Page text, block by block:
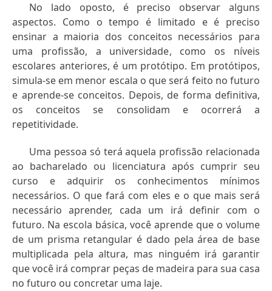
No lado oposto, é preciso observar alguns
aspectos. Como o tempo é limitado e é preciso
ensinar a maioria dos conceitos necessários para
uma profissão, a universidade, como os níveis
escolares anteriores, é um protótipo. Em protótipos,
simula-se em menor escala o que será feito no futuro
e aprende-se conceitos. Depois, de forma definitiva,
os conceitos se consolidam e ocorrerá a
repetitividade.
Uma pessoa só terá aquela profissão relacionada
ao bacharelado ou licenciatura após cumprir seu
curso e adquirir os conhecimentos mínimos
necessários. O que fará com eles e o que mais será
necessário aprender, cada um irá definir com o
futuro. Na escola básica, você aprende que o volume
de um prisma retangular é dado pela área de base
multiplicada pela altura, mas ninguém irá garantir
que você irá comprar peças de madeira para sua casa
no futuro ou concretar uma laje.